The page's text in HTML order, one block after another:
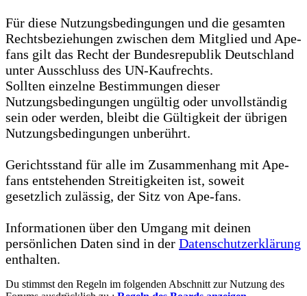
Für diese Nutzungsbedingungen und die gesamten
Rechtsbeziehungen zwischen dem Mitglied und Ape-
fans gilt das Recht der Bundesrepublik Deutschland
unter Ausschluss des UN-Kaufrechts.
Sollten einzelne Bestimmungen dieser
Nutzungsbedingungen ungültig oder unvollständig
sein oder werden, bleibt die Gültigkeit der übrigen
Nutzungsbedingungen unberührt.
Gerichtsstand für alle im Zusammenhang mit Ape-
fans entstehenden Streitigkeiten ist, soweit
gesetzlich zulässig, der Sitz von Ape-fans.
Informationen über den Umgang mit deinen
persönlichen Daten sind in der Datenschutzerklärung
enthalten.
Du stimmst den Regeln im folgenden Abschnitt zur Nutzung des